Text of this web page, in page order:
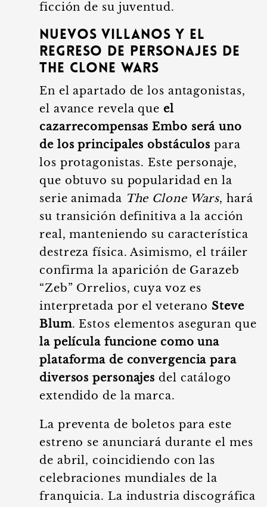
ficción de su juventud.
Nuevos villanos y el
regreso de personajes de
The Clone Wars
En el apartado de los antagonistas,
el avance revela que el
cazarrecompensas Embo será uno
de los principales obstáculos para
los protagonistas. Este personaje,
que obtuvo su popularidad en la
serie animada The Clone Wars, hará
su transición definitiva a la acción
real, manteniendo su característica
destreza física. Asimismo, el tráiler
confirma la aparición de Garazeb
“Zeb” Orrelios, cuya voz es
interpretada por el veterano Steve
Blum. Estos elementos aseguran que
la película funcione como una
plataforma de convergencia para
diversos personajes del catálogo
extendido de la marca.
La preventa de boletos para este
estreno se anunciará durante el mes
de abril, coincidiendo con las
celebraciones mundiales de la
franquicia. La industria discográfica